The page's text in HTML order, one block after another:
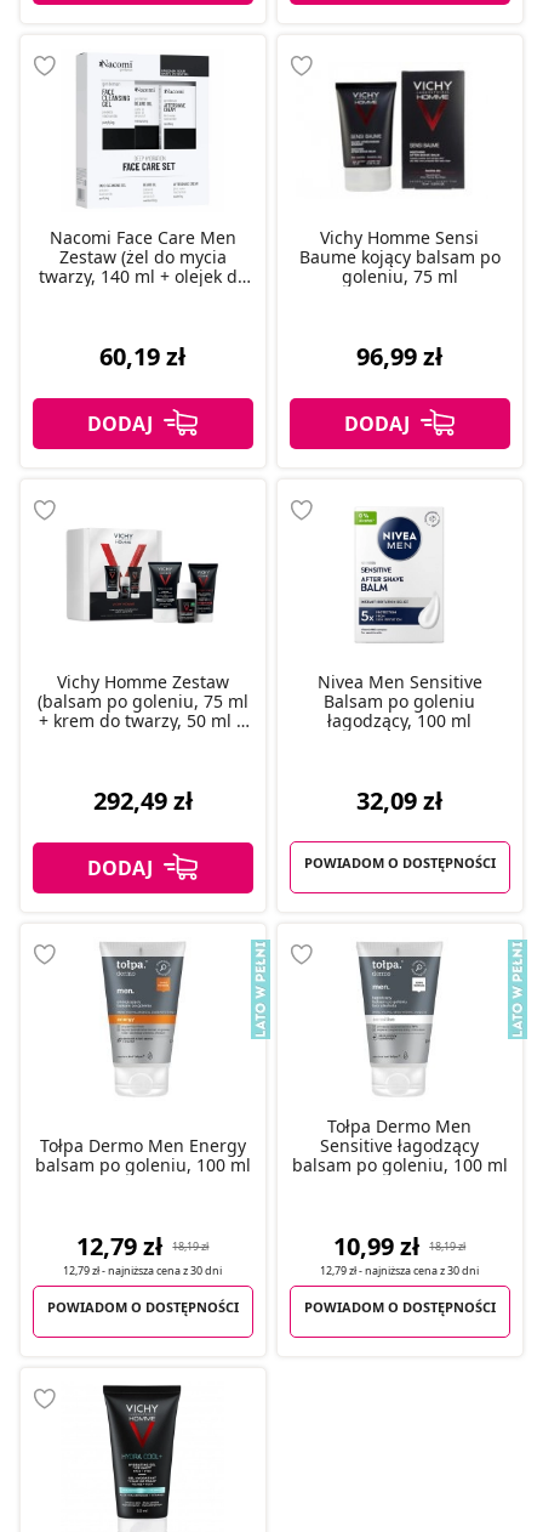
Nacomi Face Care Men
Zestaw (żel do mycia
twarzy, 140 ml + olejek do
60,19 zł
Vichy Homme Sensi
Baume kojący balsam po
goleniu, 75 ml
96,99 zł
Vichy Homme Zestaw
(balsam po goleniu, 75 ml
+ krem do twarzy, 50 ml +
292,49 zł
Nivea Men Sensitive
Balsam po goleniu
łagodzący, 100 ml
32,09 zł
POWIADOM O DOSTĘPNOŚCI
Tołpa Dermo Men Energy
balsam po goleniu, 100 ml
12,79 zł
18,19 zł
12,79 zł- najniższa cena z30 dni
POWIADOM O DOSTĘPNOŚCI
Tołpa Dermo Men
Sensitive łagodzący
balsam po goleniu, 100 ml
10,99 zł
18,19 zł
12,79 zł- najniższa cena z30 dni
POWIADOM O DOSTĘPNOŚCI